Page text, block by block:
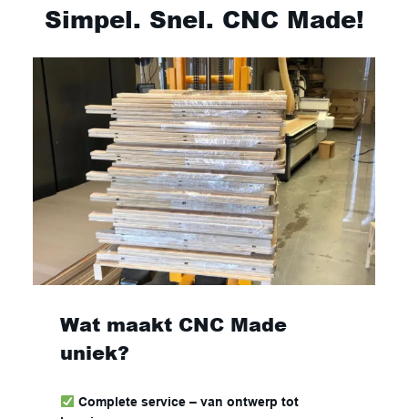
Simpel. Snel. CNC Made!
Wat maakt CNC Made
uniek?
Complete service – van ontwerp tot